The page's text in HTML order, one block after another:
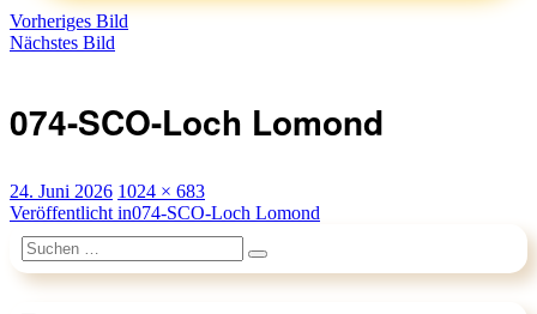
Vorheriges Bild
Nächstes Bild
074-SCO-Loch Lomond
Veröffentlicht
am
24. Juni 2026 Originalgröße
1024 × 683
Beitragsnavigation
Veröffentlicht in074-SCO-Loch Lomond
Suchen
nach:
Suchen